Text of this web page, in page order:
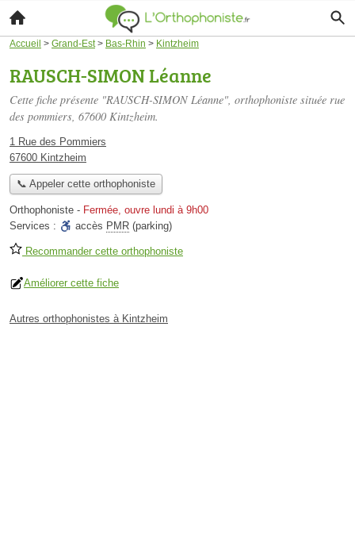
Accueil > Grand-Est> Bas-Rhin > Kintzheim
RAUSCH-SIMON Léanne
Cette fiche présente "RAUSCH-SIMON Léanne", orthophoniste située rue
des pommiers, 67600 Kintzheim.
1 Rue des Pommiers
67600 Kintzheim
📞 Appeler cette orthophoniste
Orthophoniste - Fermée, ouvre lundi à 9h00
Services :
accès PMR (parking)
Recommander cette orthophoniste
Améliorer cette fiche
Autres orthophonistes à Kintzheim